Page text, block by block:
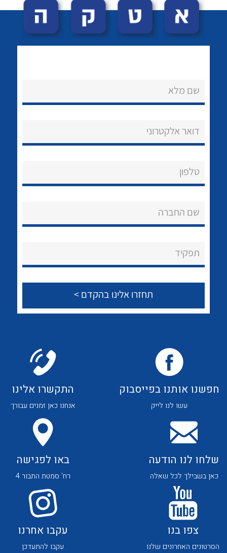
הצוות שלנו
שירותי תמיכה
לכל מוצרי היצרן לכל מוצרי היצרן
לכל מוצרי היצרן לכל מוצרי היצרן
לכל מוצרי היצרן לכל מוצרי היצרן
שם מלא
דואר אלקטרוני
טלפון
שם החברה
תפקיד
חפשנו אותנו בפייסבוק
עשו לנו לייק
התקשרו אלינו
אנחנו כאן זמנים עבורך
שלחו לנו הודעה
כאן בשבילך לכל שאלה
באו לפגישה
רח' סמטת התבור 4
צפו בנו
הסרטונים האחרונים שלנו
עקבו אחרנו
עקבו להתעדכן